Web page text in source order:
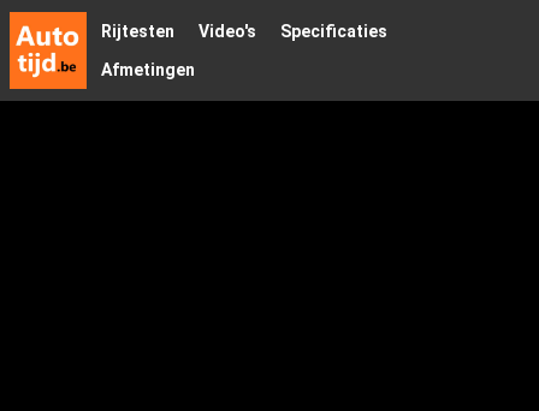
Rijtesten Video's
Specificaties
Afmetingen